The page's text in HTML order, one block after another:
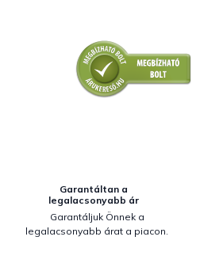
Garantáltan a
legalacsonyabb ár
Garantáljuk Önnek a
legalacsonyabb árat a piacon.